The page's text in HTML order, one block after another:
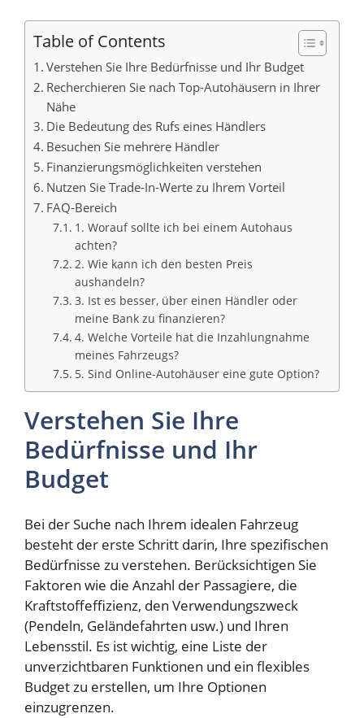
Table of Contents
Verstehen Sie Ihre Bedürfnisse und Ihr Budget
Recherchieren Sie nach Top-Autohäusern in Ihrer
Nähe
Die Bedeutung des Rufs eines Händlers
Besuchen Sie mehrere Händler
Finanzierungsmöglichkeiten verstehen
Nutzen Sie Trade-In-Werte zu Ihrem Vorteil
FAQ-Bereich
1. Worauf sollte ich bei einem Autohaus
achten?
2. Wie kann ich den besten Preis
aushandeln?
3. Ist es besser, über einen Händler oder
meine Bank zu finanzieren?
4. Welche Vorteile hat die Inzahlungnahme
meines Fahrzeugs?
5. Sind Online-Autohäuser eine gute Option?
Verstehen Sie Ihre
Bedürfnisse und Ihr
Budget
Bei der Suche nach Ihrem idealen Fahrzeug
besteht der erste Schritt darin, Ihre spezifischen
Bedürfnisse zu verstehen. Berücksichtigen Sie
Faktoren wie die Anzahl der Passagiere, die
Kraftstoffeffizienz, den Verwendungszweck
(Pendeln, Geländefahrten usw.) und Ihren
Lebensstil. Es ist wichtig, eine Liste der
unverzichtbaren Funktionen und ein flexibles
Budget zu erstellen, um Ihre Optionen
einzugrenzen.